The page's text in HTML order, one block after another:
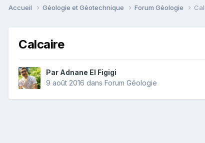
Accueil Géologie et Géotechnique Forum Géologie
Calcaire
Par Adnane El Figigi
9 août 2016 dans Forum Géologie